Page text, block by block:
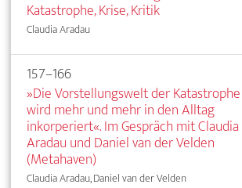
Katastrophe, Krise, Kritik
Claudia Aradau
157–166
»Die Vorstellungswelt der Katastrophe
wird mehr und mehr in den Alltag
inkorperiert«. Im Gespräch mit Claudia
Aradau und Daniel van der Velden
(Metahaven)
Claudia Aradau, Daniel van der Velden